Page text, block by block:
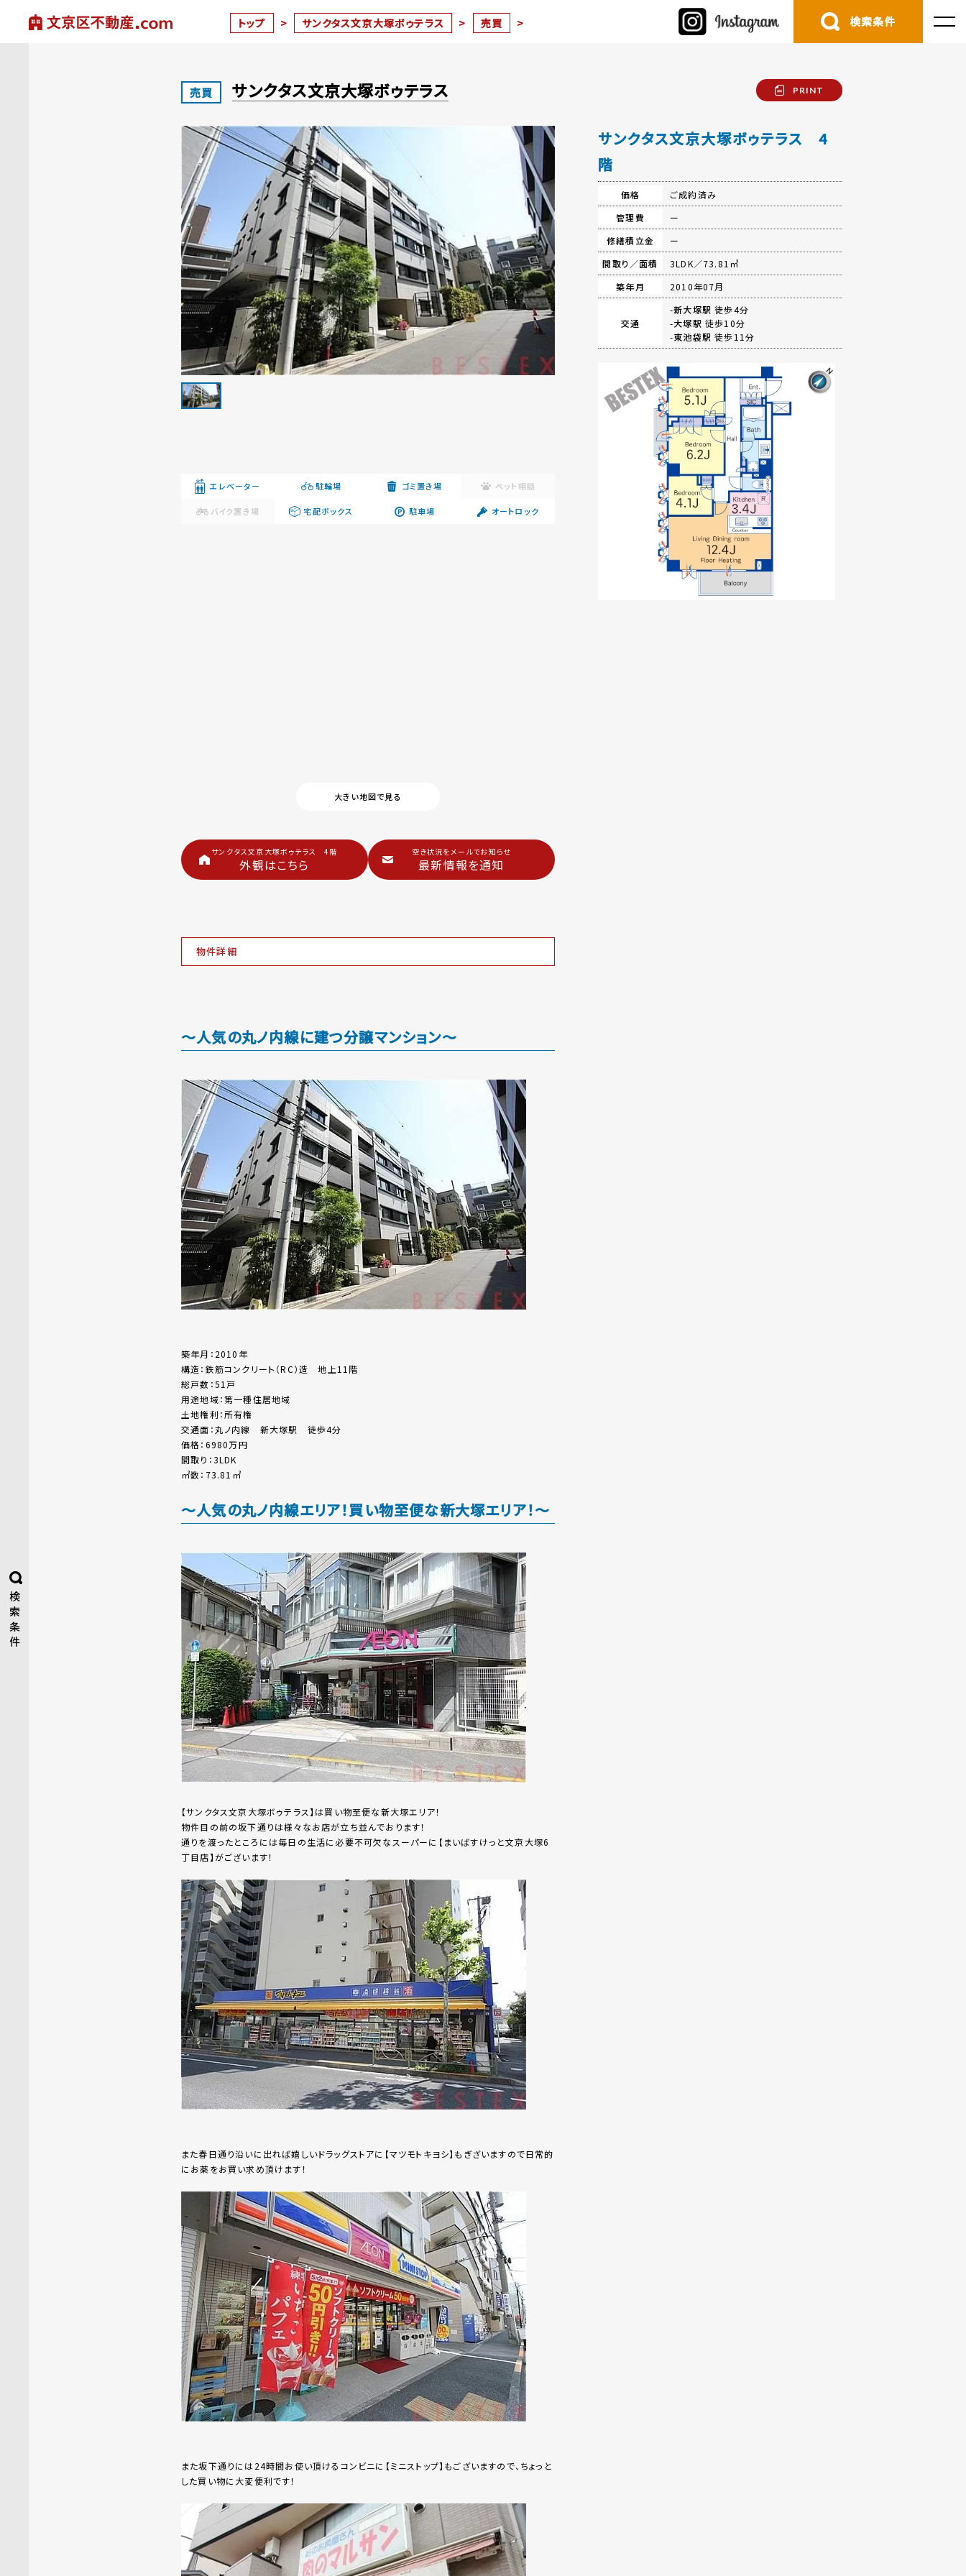
トップ > サンクタス文京大塚ボゥテラス > 売買 > 検索条件
検
索
条
件
売買 サンクタス文京大塚ボゥテラス PRINT
エレベーター 駐輪場 ゴミ置き場 ペット相談
バイク置き場 宅配ボックス 駐車場 オートロック
大きい地図で見る
サンクタス文京大塚ボゥテラス 4階
外観はこちら
空き状況をメールでお知らせ
最新情報を通知
物件詳細
～人気の丸ノ内線に建つ分譲マンション～
築年月：2010年
構造：鉄筋コンクリート（RC）造 地上11階
総戸数：51戸
用途地域：第一種住居地域
土地権利：所有権
交通面：丸ノ内線 新大塚駅 徒歩4分
価格：6980万円
間取り：3LDK
㎡数：73.81㎡
～人気の丸ノ内線エリア！買い物至便な新大塚エリア！～
【サンクタス文京大塚ボゥテラス】は買い物至便な新大塚エリア！
物件目の前の坂下通りは様々なお店が立ち並んでおります！
通りを渡ったところには毎日の生活に必要不可欠なスーパーに【まいばすけっと文京大塚6
丁目店】がございます！
また春日通り沿いに出れば嬉しいドラッグストアに【マツモトキヨシ】もぎざいますので日常的
にお薬をお買い求め頂けます！
また坂下通りには24時間お使い頂けるコンビニに【ミニストップ】もございますので、ちょっと
した買い物に大変便利です！
サンクタス文京大塚ボゥテラス 4
階
価格
ご成約済み
管理費
ー
修繕積立金
ー
間取り／面積
3LDK／73.81㎡
築年月
2010年07月
交通
-新大塚駅 徒歩4分
-大塚駅 徒歩10分
-東池袋駅 徒歩11分